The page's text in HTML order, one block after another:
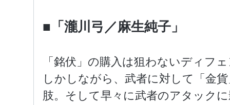
■「瀧川弓／麻生純子」
「銘伏」の購入は狙わないディフ
しかしながら、武者に対して「金
肢。そして早々に武者のアタック